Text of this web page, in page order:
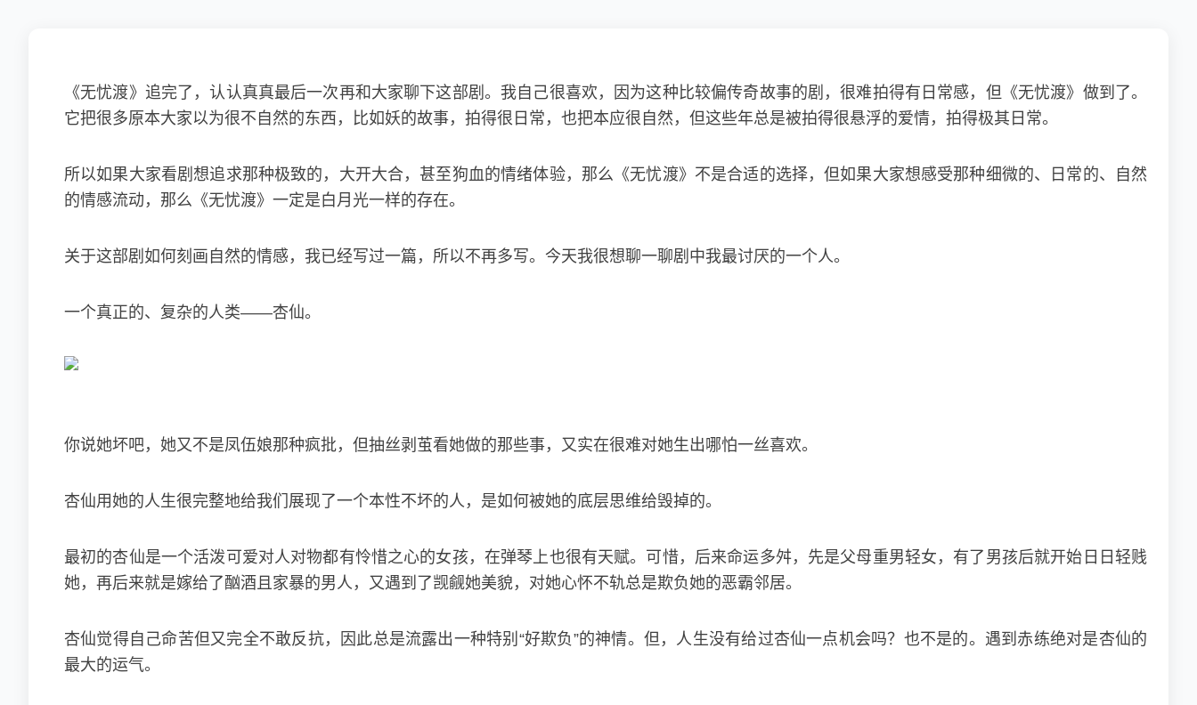
《无忧渡》追完了，认认真真最后一次再和大家聊下这部剧。我自己很喜欢，因为这种比较偏传奇故事的剧，很难拍得有日常感，但《无忧渡》做到了。
它把很多原本大家以为很不自然的东西，比如妖的故事，拍得很日常，也把本应很自然，但这些年总是被拍得很悬浮的爱情，拍得极其日常。
所以如果大家看剧想追求那种极致的，大开大合，甚至狗血的情绪体验，那么《无忧渡》不是合适的选择，但如果大家想感受那种细微的、日常的、自然
的情感流动，那么《无忧渡》一定是白月光一样的存在。
关于这部剧如何刻画自然的情感，我已经写过一篇，所以不再多写。今天我很想聊一聊剧中我最讨厌的一个人。
一个真正的、复杂的人类——杏仙。
你说她坏吧，她又不是凤伍娘那种疯批，但抽丝剥茧看她做的那些事，又实在很难对她生出哪怕一丝喜欢。
杏仙用她的人生很完整地给我们展现了一个本性不坏的人，是如何被她的底层思维给毁掉的。
最初的杏仙是一个活泼可爱对人对物都有怜惜之心的女孩，在弹琴上也很有天赋。可惜，后来命运多舛，先是父母重男轻女，有了男孩后就开始日日轻贱
她，再后来就是嫁给了酗酒且家暴的男人，又遇到了觊觎她美貌，对她心怀不轨总是欺负她的恶霸邻居。
杏仙觉得自己命苦但又完全不敢反抗，因此总是流露出一种特别“好欺负”的神情。但，人生没有给过杏仙一点机会吗？也不是的。遇到赤练绝对是杏仙的
最大的运气。